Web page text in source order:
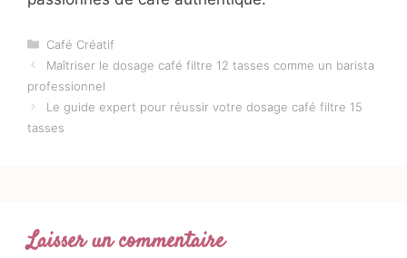
Catégories
Café Créatif
Maîtriser le dosage café filtre 12 tasses comme un barista
professionnel
Le guide expert pour réussir votre dosage café filtre 15
tasses
Laisser un commentaire